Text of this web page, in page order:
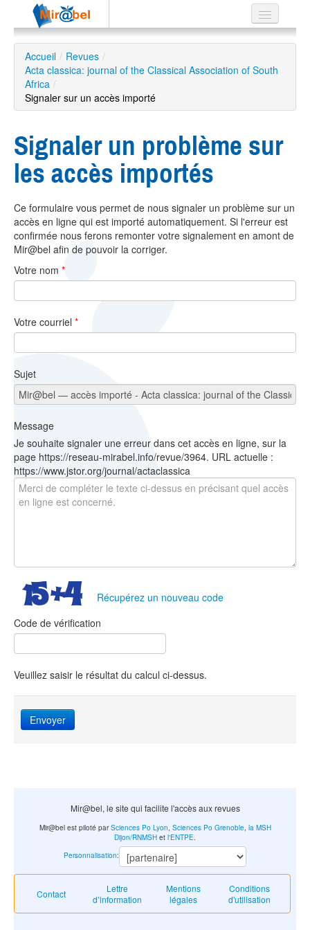
Le réseau
Soutien
Listes
Recherche
avancée
EN
ES
?
Accueil / Revues /
Acta classica: journal of the Classical Association of South
Africa /
Signaler sur un accès importé
Signaler un problème sur
les accès importés
Ce formulaire vous permet de nous signaler un problème sur un
accès en ligne qui est importé automatiquement. Si l'erreur est
confirmée nous ferons remonter votre signalement en amont de
Mir@bel afin de pouvoir la corriger.
Votre nom *
Votre courriel *
Sujet
Message
Je souhaite signaler une erreur dans cet accès en ligne, sur la
page https://reseau-mirabel.info/revue/3964. URL actuelle :
https://www.jstor.org/journal/actaclassica
Récupérez un nouveau code
Code de vérification
Veuillez saisir le résultat du calcul ci-dessus.
Envoyer
Mir@bel, le site qui facilite l'accès aux revues
Contact
Lettre
d’information
Mentions
légales
Conditions
d'utilisation
Mir@bel est piloté parSciences Po Lyon Sciences Po Grenoble, la MSH
Dijon/RNMSH et l'ENTPE
Personnalisation: